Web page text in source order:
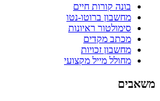
בונה קורות חיים
מחשבון ברוטו-נטו
סימולטור ראיונות
מכתב מקדים
מחשבון זכויות
מחולל מייל מקצועי
משאבים